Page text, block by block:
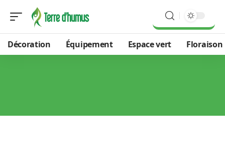
Décoration Équipement Espace vert Floraison